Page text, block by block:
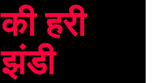
की हरी
झंडी